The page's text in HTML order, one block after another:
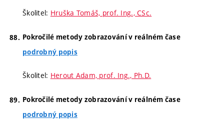
Školitel: Hruška Tomáš, prof. Ing., CSc.
Pokročilé metody zobrazování v reálném čase
podrobný popis
Školitel: Herout Adam, prof. Ing., Ph.D.
Pokročilé metody zobrazování v reálném čase
podrobný popis